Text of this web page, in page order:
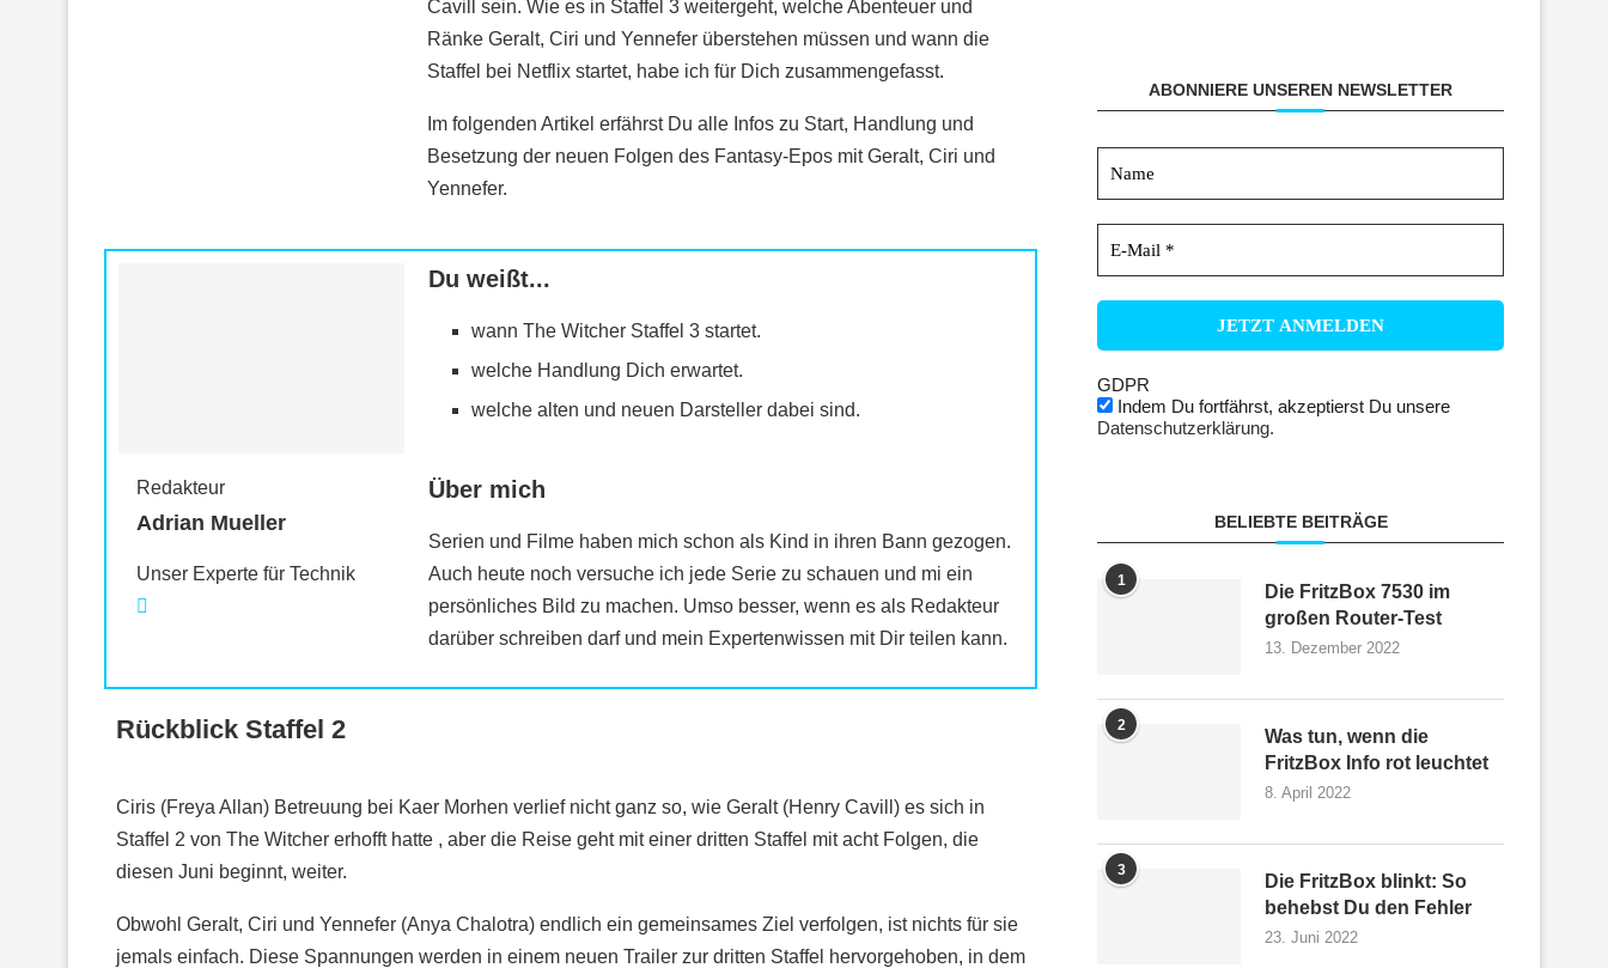
Cavill sein. Wie es in Staffel 3 weitergeht, welche Abenteuer und
Ränke Geralt, Ciri und Yennefer überstehen müssen und wann die
Staffel bei Netflix startet, habe ich für Dich zusammengefasst.
Im folgenden Artikel erfährst Du alle Infos zu Start, Handlung und
Besetzung der neuen Folgen des Fantasy-Epos mit Geralt, Ciri und
Yennefer.
Redakteur
Adrian Mueller
Unser Experte für Technik
Du weißt...
wann The Witcher Staffel 3 startet.
welche Handlung Dich erwartet.
welche alten und neuen Darsteller dabei sind.
Über mich
Serien und Filme haben mich schon als Kind in ihren Bann gezogen.
Auch heute noch versuche ich jede Serie zu schauen und mi ein
persönliches Bild zu machen. Umso besser, wenn es als Redakteur
darüber schreiben darf und mein Expertenwissen mit Dir teilen kann.
Rückblick Staffel 2
Ciris (Freya Allan) Betreuung bei Kaer Morhen verlief nicht ganz so, wie Geralt (Henry Cavill) es sich in
Staffel 2 von The Witcher erhofft hatte , aber die Reise geht mit einer dritten Staffel mit acht Folgen, die
diesen Juni beginnt, weiter.
Obwohl Geralt, Ciri und Yennefer (Anya Chalotra) endlich ein gemeinsames Ziel verfolgen, ist nichts für sie
jemals einfach. Diese Spannungen werden in einem neuen Trailer zur dritten Staffel hervorgehoben, in dem
ABONNIERE UNSEREN NEWSLETTER
GDPR
Indem Du fortfährst, akzeptierst Du unsere
Datenschutzerklärung.
BELIEBTE BEITRÄGE
1
Die FritzBox 7530 im
großen Router-Test
13. Dezember 2022
2
Was tun, wenn die
FritzBox Info rot leuchtet
8. April 2022
3
Die FritzBox blinkt: So
behebst Du den Fehler
23. Juni 2022